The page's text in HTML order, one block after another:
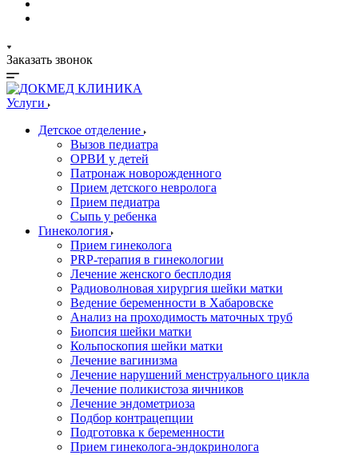
Заказать звонок
Услуги
Детское отделение
Вызов педиатра
ОРВИ у детей
Патронаж новорожденного
Прием детского невролога
Прием педиатра
Сыпь у ребенка
Гинекология
Прием гинеколога
PRP-терапия в гинекологии
Лечение женского бесплодия
Радиоволновая хирургия шейки матки
Ведение беременности в Хабаровске
Анализ на проходимость маточных труб
Биопсия шейки матки
Кольпоскопия шейки матки
Лечение вагинизма
Лечение нарушений менструального цикла
Лечение поликистоза яичников
Лечение эндометриоза
Подбор контрацепции
Подготовка к беременности
Прием гинеколога-эндокринолога